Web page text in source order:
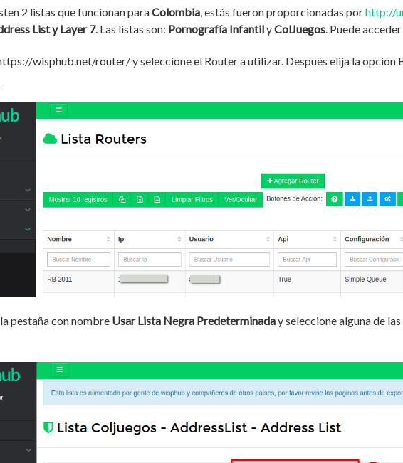
2 listas que funcionan paraColombia, estás fueron proporcionadas porhttp://
List y Layer 7. Las listas son: Pornografía InfantilyColJuegos. Puede
wisphub.net/router/ y seleccione el Router a utilizar. Después elija la opción
pestaña con nombre Usar Lista Negra Predeterminaday seleccione alguna de